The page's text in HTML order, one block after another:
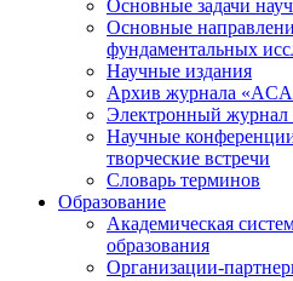
Основные задачи
Основные
фундаментальных
Научные издания
Архив журнала
Электронный
Научные
творческие встречи
Словарь терминов
Образование
Академическая
образования
Организации-